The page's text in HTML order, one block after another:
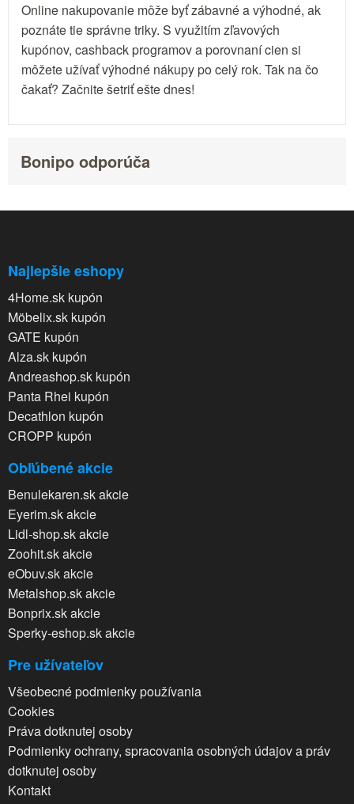
Online nakupovanie môže byť zábavné a výhodné, ak
poznáte tie správne triky. S využitím zľavových
kupónov, cashback programov a porovnaní cien si
môžete užívať výhodné nákupy po celý rok. Tak na čo
čakať? Začnite šetriť ešte dnes!
Bonipo odporúča
Najlepšie eshopy
4Home.sk kupón
Möbelix.sk kupón
GATE kupón
Alza.sk kupón
Andreashop.sk kupón
Panta Rhei kupón
Decathlon kupón
CROPP kupón
Obľúbené akcie
Benulekaren.sk akcie
Eyerim.sk akcie
Lidl-shop.sk akcie
Zoohit.sk akcie
eObuv.sk akcie
Metalshop.sk akcie
Bonprix.sk akcie
Sperky-eshop.sk akcie
Pre užívateľov
Všeobecné podmienky používania
Cookies
Práva dotknutej osoby
Podmienky ochrany, spracovania osobných údajov a práv
dotknutej osoby
Kontakt